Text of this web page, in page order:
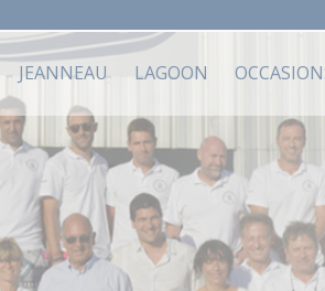
JEANNEAU LAGOON